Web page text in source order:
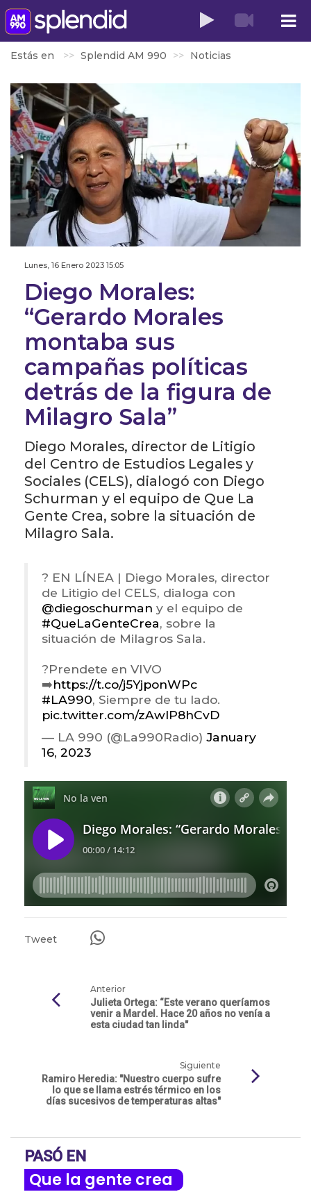
Estás en Splendid AM 990 Noticias
Lunes, 16 Enero 2023 15:05
Diego Morales:
“Gerardo Morales
montaba sus
campañas políticas
detrás de la figura de
Milagro Sala”
Diego Morales, director de Litigio
del Centro de Estudios Legales y
Sociales (CELS), dialogó con Diego
Schurman y el equipo de Que La
Gente Crea, sobre la situación de
Milagro Sala.
? EN LÍNEA | Diego Morales, director
de Litigio del CELS, dialoga con
@diegoschurman y el equipo de
#QueLaGenteCrea, sobre la
situación de Milagros Sala.
?Prendete en VIVO
➡️https://t.co/j5YjponWPc
#LA990, Siempre de tu lado.
pic.twitter.com/zAwlP8hCvD
— LA 990 (@La990Radio) January
16, 2023
Tweet
Anterior
Julieta Ortega: “Este verano queríamos
venir a Mardel. Hace 20 años no venía a
esta ciudad tan linda"
Siguiente
Ramiro Heredia: "Nuestro cuerpo sufre
lo que se llama estrés térmico en los
días sucesivos de temperaturas altas"
PASÓ EN
Que la gente crea